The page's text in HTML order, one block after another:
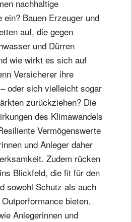
nachhaltige
Bauen Erzeuger und
auf, die gegen
und Dürren
wie wirkt es sich auf
Versicherer ihre
oder sich vielleicht sogar
zurückziehen? Die
des Klimawandels
Vermögenswerte
und Anleger daher
Zudem rücken
Blickfeld, die fit für den
sowohl Schutz als auch
bieten.
Anlegerinnen und